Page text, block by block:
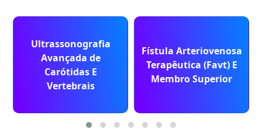
Ultrassonografia
Avançada de
Carótidas E
Vertebrais
Fístula Arteriovenosa
Terapêutica (Favt) E
Membro Superior